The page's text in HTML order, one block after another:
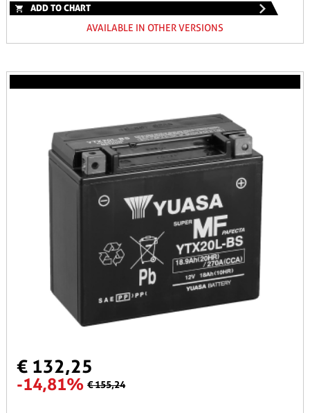
ADD TO CHART
AVAILABLE IN OTHER VERSIONS
€ 132,25
-14,81% € 155,24